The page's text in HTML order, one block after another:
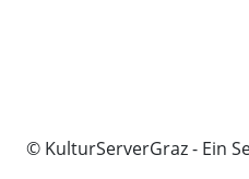
© KulturServerGraz - Ein